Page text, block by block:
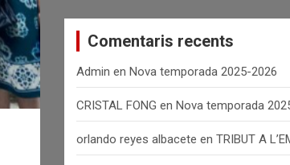
Comentaris recents
Admin enNova temporada 2025-2026
CRISTAL FONG enNova temporada
orlando reyes albacete enTRIBUT A